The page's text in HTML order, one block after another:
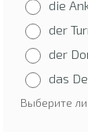
die
der
der
das
Выберите